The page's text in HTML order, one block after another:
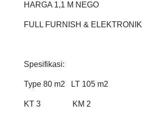
HARGA 1,1 M NEGO
FULL FURNISH & ELEKTRONIK
Spesifikasi:
Type 80 m2 LT 105 m2
KT 3 KM 2